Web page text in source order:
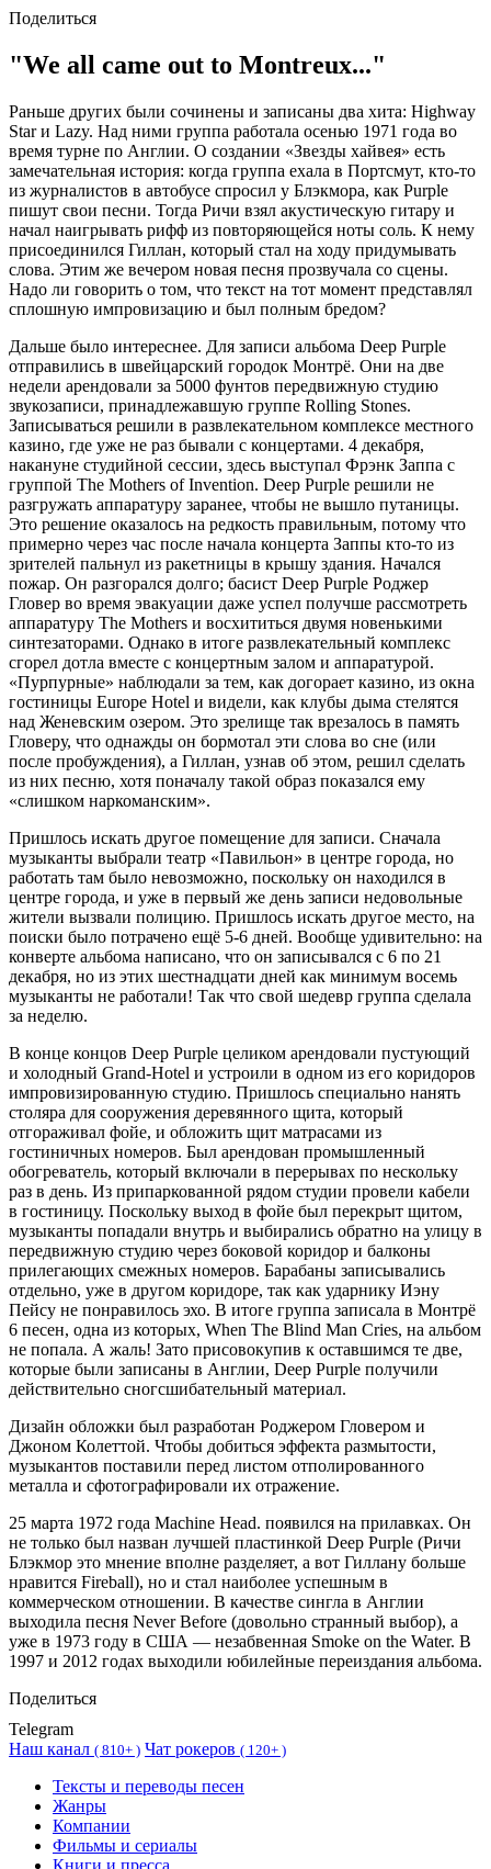
Поделиться
"We all came out to Montreux..."
Раньше других были сочинены и записаны два хита: Highway
Star и Lazy. Над ними группа работала осенью 1971 года во
время турне по Англии. О создании «Звезды хайвея» есть
замечательная история: когда группа ехала в Портсмут, кто-то
из журналистов в автобусе спросил у Блэкмора, как Purple
пишут свои песни. Тогда Ричи взял акустическую гитару и
начал наигрывать рифф из повторяющейся ноты соль. К нему
присоединился Гиллан, который стал на ходу придумывать
слова. Этим же вечером новая песня прозвучала со сцены.
Надо ли говорить о том, что текст на тот момент представлял
сплошную импровизацию и был полным бредом?
Дальше было интереснее. Для записи альбома Deep Purple
отправились в швейцарский городок Монтрё. Они на две
недели арендовали за 5000 фунтов передвижную студию
звукозаписи, принадлежавшую группе Rolling Stones.
Записываться решили в развлекательном комплексе местного
казино, где уже не раз бывали с концертами. 4 декабря,
накануне студийной сессии, здесь выступал Фрэнк Заппа с
группой The Mothers of Invention. Deep Purple решили не
разгружать аппаратуру заранее, чтобы не вышло путаницы.
Это решение оказалось на редкость правильным, потому что
примерно через час после начала концерта Заппы кто-то из
зрителей пальнул из ракетницы в крышу здания. Начался
пожар. Он разгорался долго; басист Deep Purple Роджер
Гловер во время эвакуации даже успел получше рассмотреть
аппаратуру The Mothers и восхититься двумя новенькими
синтезаторами. Однако в итоге развлекательный комплекс
сгорел дотла вместе с концертным залом и аппаратурой.
«Пурпурные» наблюдали за тем, как догорает казино, из окна
гостиницы Europe Hotel и видели, как клубы дыма стелятся
над Женевским озером. Это зрелище так врезалось в память
Гловеру, что однажды он бормотал эти слова во сне (или
после пробуждения), а Гиллан, узнав об этом, решил сделать
из них песню, хотя поначалу такой образ показался ему
«слишком наркоманским».
Пришлось искать другое помещение для записи. Сначала
музыканты выбрали театр «Павильон» в центре города, но
работать там было невозможно, поскольку он находился в
центре города, и уже в первый же день записи недовольные
жители вызвали полицию. Пришлось искать другое место, на
поиски было потрачено ещё 5-6 дней. Вообще удивительно: на
конверте альбома написано, что он записывался с 6 по 21
декабря, но из этих шестнадцати дней как минимум восемь
музыканты не работали! Так что свой шедевр группа сделала
за неделю.
В конце концов Deep Purple целиком арендовали пустующий
и холодный Grand-Hotel и устроили в одном из его коридоров
импровизированную студию. Пришлось специально нанять
столяра для сооружения деревянного щита, который
отгораживал фойе, и обложить щит матрасами из
гостиничных номеров. Был арендован промышленный
обогреватель, который включали в перерывах по нескольку
раз в день. Из припаркованной рядом студии провели кабели
в гостиницу. Поскольку выход в фойе был перекрыт щитом,
музыканты попадали внутрь и выбирались обратно на улицу в
передвижную студию через боковой коридор и балконы
прилегающих смежных номеров. Барабаны записывались
отдельно, уже в другом коридоре, так как ударнику Иэну
Пейсу не понравилось эхо. В итоге группа записала в Монтрё
6 песен, одна из которых, When The Blind Man Cries, на альбом
не попала. А жаль! Зато присовокупив к оставшимся те две,
которые были записаны в Англии, Deep Purple получили
действительно сногсшибательный материал.
Дизайн обложки был разработан Роджером Гловером и
Джоном Колеттой. Чтобы добиться эффекта размытости,
музыкантов поставили перед листом отполированного
металла и сфотографировали их отражение.
25 марта 1972 года Machine Head. появился на прилавках. Он
не только был назван лучшей пластинкой Deep Purple (Ричи
Блэкмор это мнение вполне разделяет, а вот Гиллану больше
нравится Fireball), но и стал наиболее успешным в
коммерческом отношении. В качестве сингла в Англии
выходила песня Never Before (довольно странный выбор), а
уже в 1973 году в США — незабвенная Smoke on the Water. В
1997 и 2012 годах выходили юбилейные переиздания альбома.
Поделиться
Telegram
Наш канал ( 810+ ) Чат рокеров ( 120+ )
Тексты и переводы песен
Жанры
Компании
Фильмы и сериалы
Книги и пресса